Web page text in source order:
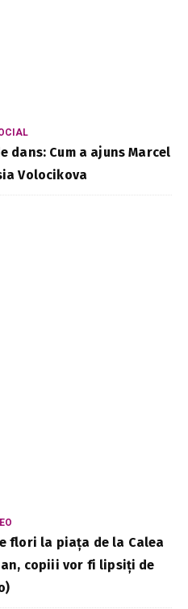
dans: Cum a ajuns Marcel
Volocikova
flori la piața de la Calea
copiii vor fi lipsiți de